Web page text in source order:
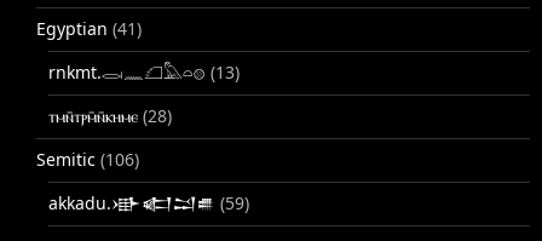
Egyptian (41)
rnkmt.𓂋𓏺𓈖𓆎𓅓𓏏𓊖 (13)
ⲧⲙⲛ̄ⲧⲣⲙ̄ⲛ̄ⲕⲏⲙⲉ (28)
Semitic (106)
akkadu.𒀝𒅗𒁺𒌑 (59)